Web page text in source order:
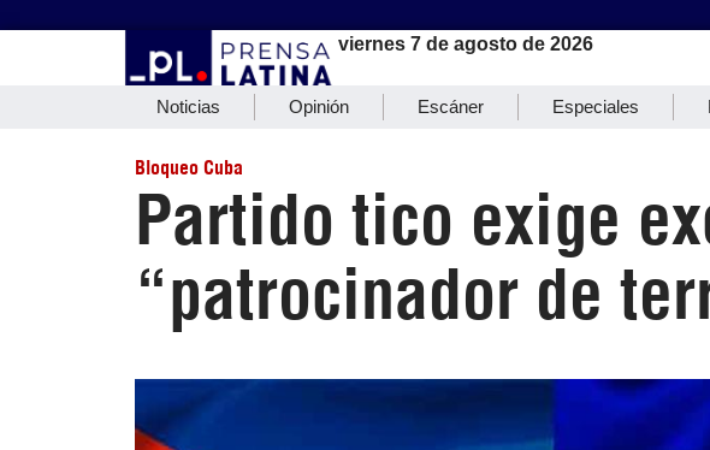
viernes 7 de agosto de 2026
Noticias Opinión Escáner Especiales
Bloqueo Cuba
Partido tico exige
“patrocinador de